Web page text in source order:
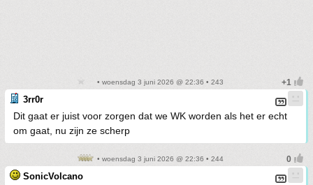
• woensdag 3 juni 2026 @ 22:36 • 243
3rr0r
Dit gaat er juist voor zorgen dat we WK worden als het er echt
om gaat, nu zijn ze scherp
• woensdag 3 juni 2026 @ 22:36 • 244
SonicVolcano